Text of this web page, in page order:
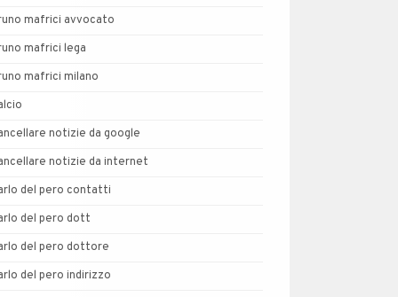
mafrici avvocato
mafrici lega
mafrici milano
notizie da google
notizie da internet
del pero contatti
del pero dott
del pero dottore
del pero indirizzo